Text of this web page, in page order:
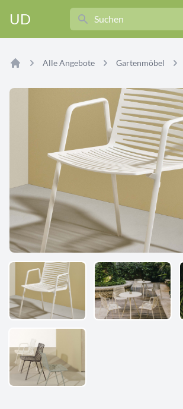
UD
Search
Alle Angebote Gartenmöbel